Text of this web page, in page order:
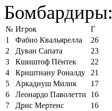
Бомбардиры:
№ Игрок
Г
1
Фабио Квальярелла
26
2
Дуван Сапата
23
3
Кшиштоф Пёнтек
22
4
Криштиану Роналду
21
5
Аркадиуш Милик
17
6
Леонардо Паволетти
16
7
Дрис Мертенс
16